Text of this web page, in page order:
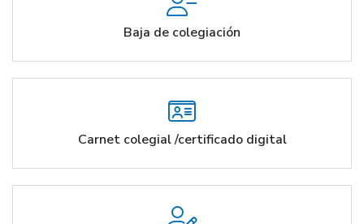
Baja de colegiación
Carnet colegial /certificado digital